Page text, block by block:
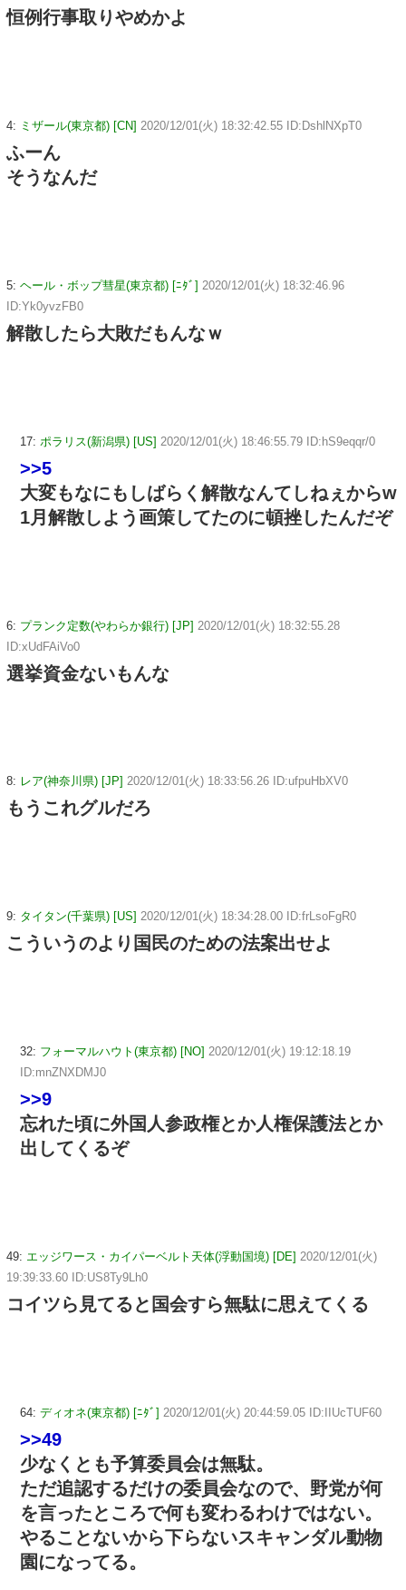
恒例行事取りやめかよ
4: ミザール(東京都) [CN] 2020/12/01(火) 18:32:42.55 ID:DshlNXpT0
ふーん
そうなんだ
5: ヘール・ボップ彗星(東京都) [ﾆﾀﾞ] 2020/12/01(火) 18:32:46.96
ID:Yk0yvzFB0
解散したら大敗だもんなｗ
17: ポラリス(新潟県) [US] 2020/12/01(火) 18:46:55.79 ID:hS9eqqr/0
>>5
大変もなにもしばらく解散なんてしねぇからw
1月解散しよう画策してたのに頓挫したんだぞ
6: プランク定数(やわらか銀行) [JP] 2020/12/01(火) 18:32:55.28
ID:xUdFAiVo0
選挙資金ないもんな
8: レア(神奈川県) [JP] 2020/12/01(火) 18:33:56.26 ID:ufpuHbXV0
もうこれグルだろ
9: タイタン(千葉県) [US] 2020/12/01(火) 18:34:28.00 ID:frLsoFgR0
こういうのより国民のための法案出せよ
32: フォーマルハウト(東京都) [NO] 2020/12/01(火) 19:12:18.19
ID:mnZNXDMJ0
>>9
忘れた頃に外国人参政権とか人権保護法とか
出してくるぞ
49: エッジワース・カイパーベルト天体(浮動国境) [DE] 2020/12/01(火)
19:39:33.60 ID:US8Ty9Lh0
コイツら見てると国会すら無駄に思えてくる
64: ディオネ(東京都) [ﾆﾀﾞ] 2020/12/01(火) 20:44:59.05 ID:IIUcTUF60
>>49
少なくとも予算委員会は無駄。
ただ追認するだけの委員会なので、野党が何
を言ったところで何も変わるわけではない。
やることないから下らないスキャンダル動物
園になってる。